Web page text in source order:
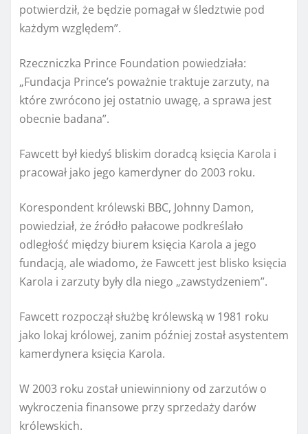
potwierdził, że będzie pomagał w śledztwie pod
każdym względem”.
Rzeczniczka Prince Foundation powiedziała:
„Fundacja Prince’s poważnie traktuje zarzuty, na
które zwrócono jej ostatnio uwagę, a sprawa jest
obecnie badana”.
Fawcett był kiedyś bliskim doradcą księcia Karola i
pracował jako jego kamerdyner do 2003 roku.
Korespondent królewski BBC, Johnny Damon,
powiedział, że źródło pałacowe podkreślało
odległość między biurem księcia Karola a jego
fundacją, ale wiadomo, że Fawcett jest blisko księcia
Karola i zarzuty były dla niego „zawstydzeniem”.
Fawcett rozpoczął służbę królewską w 1981 roku
jako lokaj królowej, zanim później został asystentem
kamerdynera księcia Karola.
W 2003 roku został uniewinniony od zarzutów o
wykroczenia finansowe przy sprzedaży darów
królewskich.